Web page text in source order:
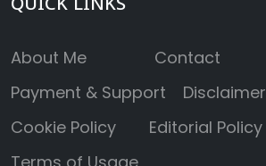
QUICK LINKS
About Me Contact
Payment & Support
Disclaimer
Cookie Policy
Editorial Policy